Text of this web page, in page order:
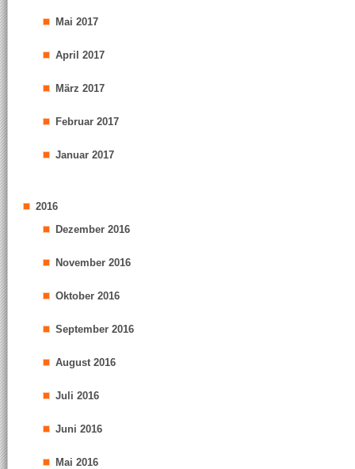
Mai 2017
April 2017
März 2017
Februar 2017
Januar 2017
2016
Dezember 2016
November 2016
Oktober 2016
September 2016
August 2016
Juli 2016
Juni 2016
Mai 2016